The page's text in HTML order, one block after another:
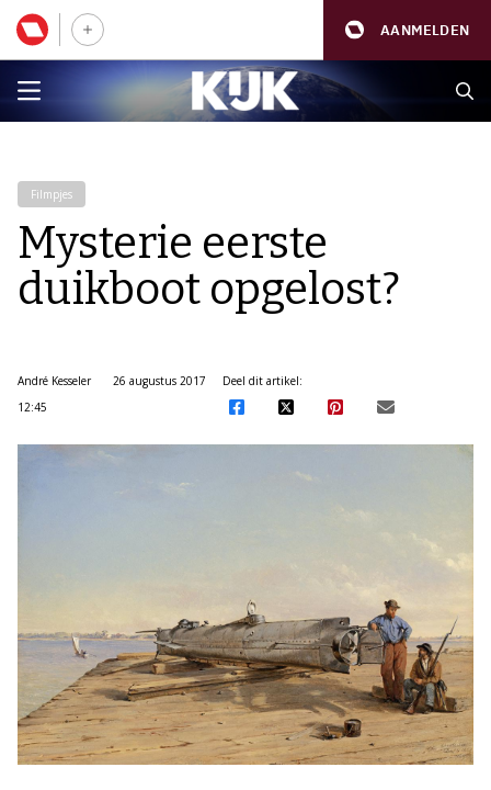
AANMELDEN
Filmpjes
Mysterie eerste
duikboot opgelost?
André Kesseler
26 augustus 2017
12:45
Deel dit artikel: